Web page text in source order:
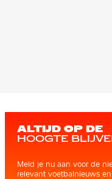
ALTIJD OP DE
HOOGTE
Meld je nu aan voor de
relevant voetbalnieuws